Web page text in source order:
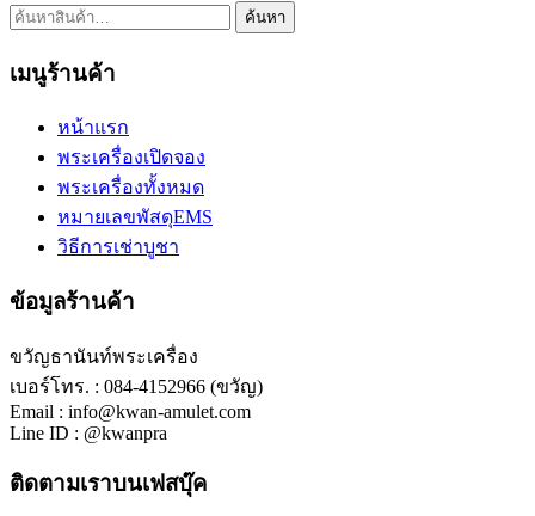
ค้นหา: ค้นหา
เมนูร้านค้า
หน้าแรก
พระเครื่องเปิดจอง
พระเครื่องทั้งหมด
หมายเลขพัสดุEMS
วิธีการเช่าบูชา
ข้อมูลร้านค้า
ขวัญธานันท์พระเครื่อง
เบอร์โทร. : 084-4152966 (ขวัญ)
Email : info@kwan-amulet.com
Line ID : @kwanpra
ติดตามเราบนเฟสบุ๊ค